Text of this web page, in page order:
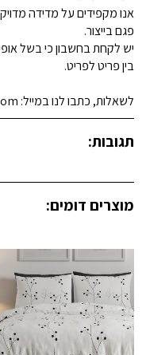
אנו מקפידים על מדידה
פגם בייצור.
יש לקחת בחשבון כי בשל אופי
בין פריט לפריט.
לשאלות, כתבו לנו במייל: info@migvanalaska.com
תגובות:
מוצרים דומים: